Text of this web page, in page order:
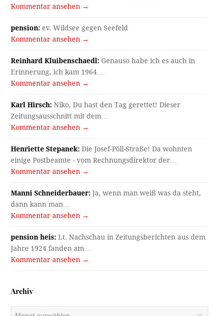
Kommentar ansehen →
pension: ev. Wildsee gegen Seefeld
Kommentar ansehen →
Reinhard Kluibenschaedl: Genauso habe ich es auch in
Erinnerung, ich kam 1964…
Kommentar ansehen →
Karl Hirsch: Niko, Du hast den Tag gerettet! Dieser
Zeitungsausschnitt mit dem…
Kommentar ansehen →
Henriette Stepanek: Die Josef-Pöll-Straße! Da wohnten
einige Postbeamte - vom Rechnungsdirektor der…
Kommentar ansehen →
Manni Schneiderbauer: Ja, wenn man weiß was da steht,
dann kann man…
Kommentar ansehen →
pension heis: Lt. Nachschau in Zeitungsberichten aus dem
Jahre 1924 fanden am…
Kommentar ansehen →
Archiv